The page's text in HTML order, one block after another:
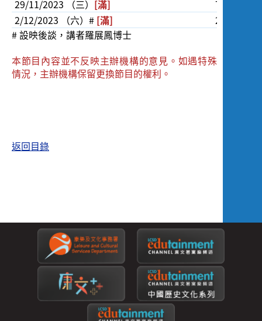
29/11/2023 （三） [滿]
7:30pm
2/12/2023 （六）# [滿]
2:00pm
# 設映後談，講者羅展鳳博士
本節目內容並不反映主辦機構的意見。如遇特殊
情況，主辦機構保留更換節目的權利。
返回目錄